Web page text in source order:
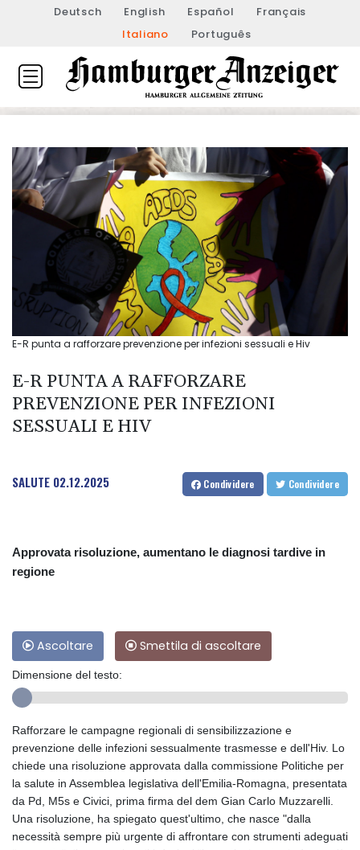
Deutsch English Español
Français
Italiano
Português
E-R punta a rafforzare prevenzione per infezioni sessuali e Hiv
E-R PUNTA A RAFFORZARE
PREVENZIONE PER INFEZIONI
SESSUALI E HIV
SALUTE 02.12.2025 Condividere Condividere
Approvata risoluzione, aumentano le diagnosi tardive in
regione
Ascoltare Smettila di ascoltare
Dimensione del testo:
Rafforzare le campagne regionali di sensibilizzazione e
prevenzione delle infezioni sessualmente trasmesse e dell'Hiv. Lo
chiede una risoluzione approvata dalla commissione Politiche per
la salute in Assemblea legislativa dell'Emilia-Romagna, presentata
da Pd, M5s e Civici, prima firma del dem Gian Carlo Muzzarelli.
Una risoluzione, ha spiegato quest'ultimo, che nasce "dalla
necessità sempre più urgente di affrontare con strumenti adeguati